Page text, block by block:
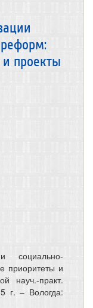
проекты
социально-
приоритеты и
науч.-практ.
г. – Вологда: